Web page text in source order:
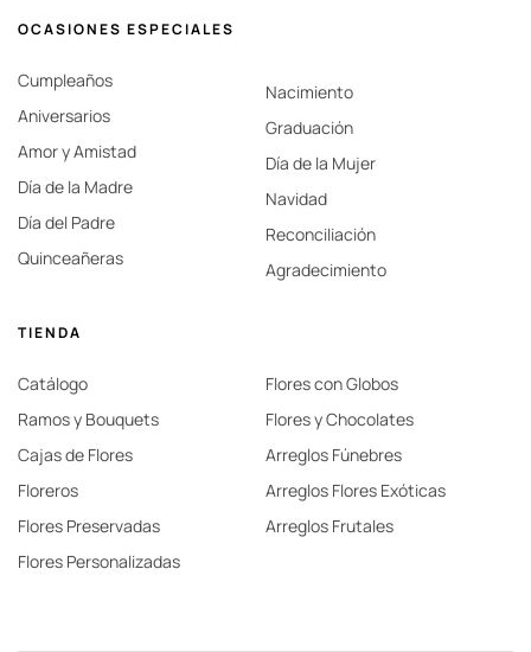
OCASIONES ESPECIALES
Cumpleaños
Aniversarios
Amor y Amistad
Día de la Madre
Día del Padre
Quinceañeras
Nacimiento
Graduación
Día de la Mujer
Navidad
Reconciliación
Agradecimiento
TIENDA
Catálogo
Ramos y Bouquets
Cajas de Flores
Floreros
Flores Preservadas
Flores Personalizadas
Flores con Globos
Flores y Chocolates
Arreglos Fúnebres
Arreglos Flores Exóticas
Arreglos Frutales